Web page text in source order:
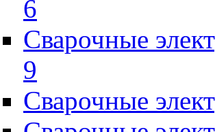
6
Сварочные
9
Сварочные